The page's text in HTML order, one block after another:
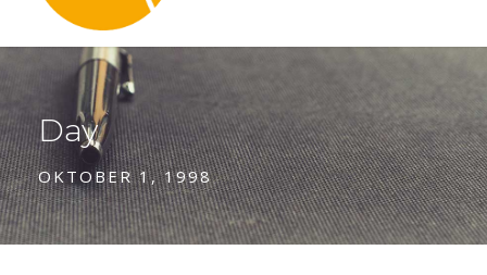
Day
OKTOBER 1, 1998